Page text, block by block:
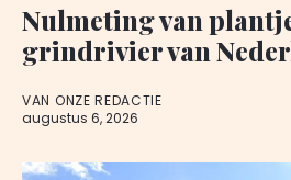
Nulmeting van
grindrivier van
VAN ONZE REDACTIE
augustus 6, 2026